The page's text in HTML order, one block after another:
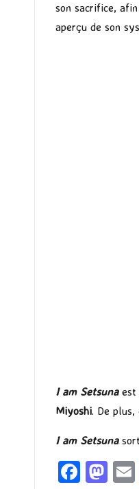
son sacrifice,
aperçu de son
I am Setsunaest
Miyoshi. De
I am Setsuna
Fa M